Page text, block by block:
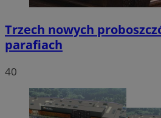
Trzech nowych
parafiach
40